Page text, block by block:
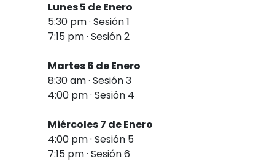
Lunes 5 de Enero
5:30 pm · Sesión 1
7:15 pm · Sesión 2
Martes 6 de Enero
8:30 am · Sesión 3
4:00 pm · Sesión 4
Miércoles 7 de Enero
4:00 pm · Sesión 5
7:15 pm · Sesión 6